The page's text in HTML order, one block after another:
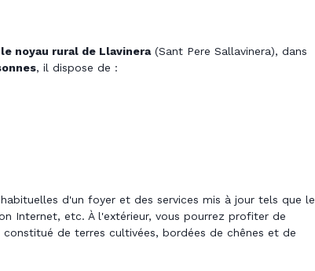
noyau rural de Llavinera(Sant Pere Sallavinera), dans
, il dispose de :
d'un foyer et des services mis à jour tels que le
Internet, etc. À l'extérieur, vous pourrez profiter de
de terres cultivées, bordées de chênes et de